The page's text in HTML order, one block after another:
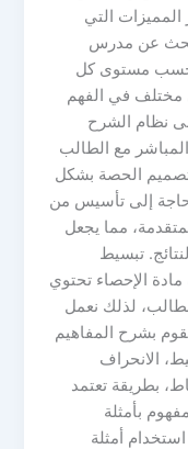
التي
عن مدرس
مستوى كل
في الفهم
نظام الشرح
مع الطالب
تصميم الحصة بشكل
إلى تأسيس من
مما يجعل
تبسيط
الإحصاء تحتوي
لذلك نعمل
بشرح المفاهيم
الانحراف
بطريقة تعتمد
بأمثلة
أمثلة